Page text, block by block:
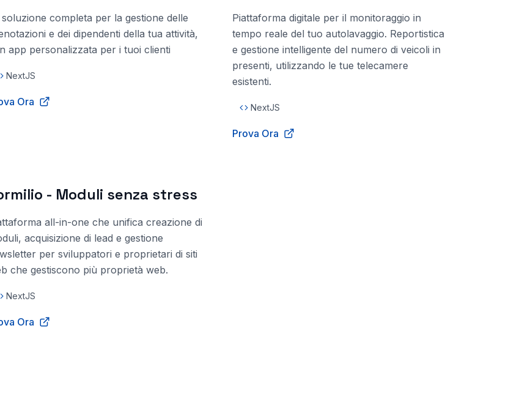
soluzione completa per la gestione delle
e dei dipendenti della tua attività,
app personalizzata per i tuoi clienti
NextJS
Ora
Piattaforma digitale per il monitoraggio in
tempo reale del tuo autolavaggio. Reportistica
e gestione intelligente del numero di veicoli in
presenti, utilizzando le tue telecamere
esistenti.
NextJS
Prova Ora
- Moduli senza stress
all-in-one che unifica creazione di
acquisizione di lead e gestione
per sviluppatori e proprietari di siti
che gestiscono più proprietà web.
NextJS
Ora